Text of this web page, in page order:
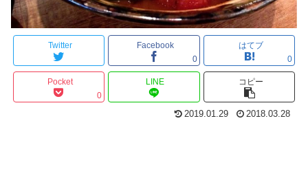
Twitter
Facebook
0
はてブ
0
Pocket
0
LINE コピー
2019.01.29 2018.03.28